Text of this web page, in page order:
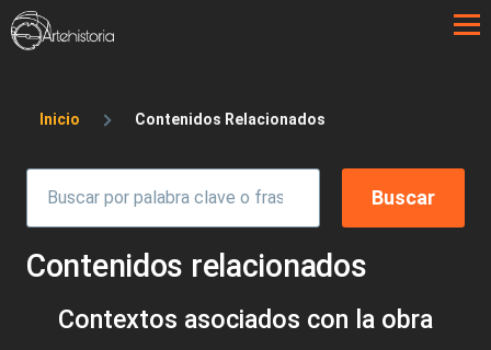
Pasar al contenido principal
Sobrescribir enlaces de ayuda a la
Inicio Contenidos Relacionados
Contenidos relacionados
Contextos asociados con la obra